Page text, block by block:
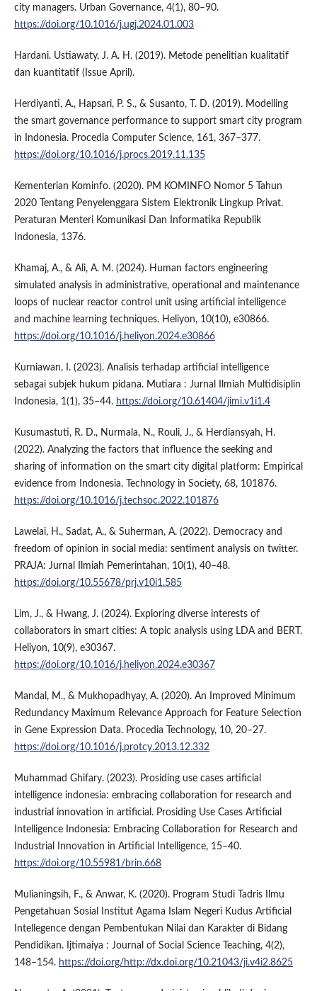
city managers. Urban Governance, 4(1), 80–90.
https://doi.org/10.1016/j.ugj.2024.01.003
Hardani. Ustiawaty, J. A. H. (2019). Metode penelitian kualitatif
dan kuantitatif (Issue April).
Herdiyanti, A., Hapsari, P. S., & Susanto, T. D. (2019). Modelling
the smart governance performance to support smart city program
in Indonesia. Procedia Computer Science, 161, 367–377.
https://doi.org/10.1016/j.procs.2019.11.135
Kementerian Kominfo. (2020). PM KOMINFO Nomor 5 Tahun
2020 Tentang Penyelenggara Sistem Elektronik Lingkup Privat.
Peraturan Menteri Komunikasi Dan Informatika Republik
Indonesia, 1376.
Khamaj, A., & Ali, A. M. (2024). Human factors engineering
simulated analysis in administrative, operational and maintenance
loops of nuclear reactor control unit using artificial intelligence
and machine learning techniques. Heliyon, 10(10), e30866.
https://doi.org/10.1016/j.heliyon.2024.e30866
Kurniawan, I. (2023). Analisis terhadap artificial intelligence
sebagai subjek hukum pidana. Mutiara : Jurnal Ilmiah Multidisiplin
Indonesia, 1(1), 35–44. https://doi.org/10.61404/jimi.v1i1.4
Kusumastuti, R. D., Nurmala, N., Rouli, J., & Herdiansyah, H.
(2022). Analyzing the factors that influence the seeking and
sharing of information on the smart city digital platform: Empirical
evidence from Indonesia. Technology in Society, 68, 101876.
https://doi.org/10.1016/j.techsoc.2022.101876
Lawelai, H., Sadat, A., & Suherman, A. (2022). Democracy and
freedom of opinion in social media: sentiment analysis on twitter.
PRAJA: Jurnal Ilmiah Pemerintahan, 10(1), 40–48.
https://doi.org/10.55678/prj.v10i1.585
Lim, J., & Hwang, J. (2024). Exploring diverse interests of
collaborators in smart cities: A topic analysis using LDA and BERT.
Heliyon, 10(9), e30367.
https://doi.org/10.1016/j.heliyon.2024.e30367
Mandal, M., & Mukhopadhyay, A. (2020). An Improved Minimum
Redundancy Maximum Relevance Approach for Feature Selection
in Gene Expression Data. Procedia Technology, 10, 20–27.
https://doi.org/10.1016/j.protcy.2013.12.332
Muhammad Ghifary. (2023). Prosiding use cases artificial
intelligence indonesia: embracing collaboration for research and
industrial innovation in artificial. Prosiding Use Cases Artificial
Intelligence Indonesia: Embracing Collaboration for Research and
Industrial Innovation in Artificial Intelligence, 15–40.
https://doi.org/10.55981/brin.668
Mulianingsih, F., & Anwar, K. (2020). Program Studi Tadris Ilmu
Pengetahuan Sosial Institut Agama Islam Negeri Kudus Artificial
Intellegence dengan Pembentukan Nilai dan Karakter di Bidang
Pendidikan. Ijtimaiya : Journal of Social Science Teaching, 4(2),
148–154. https://doi.org/http://dx.doi.org/10.21043/ji.v4i2.8625